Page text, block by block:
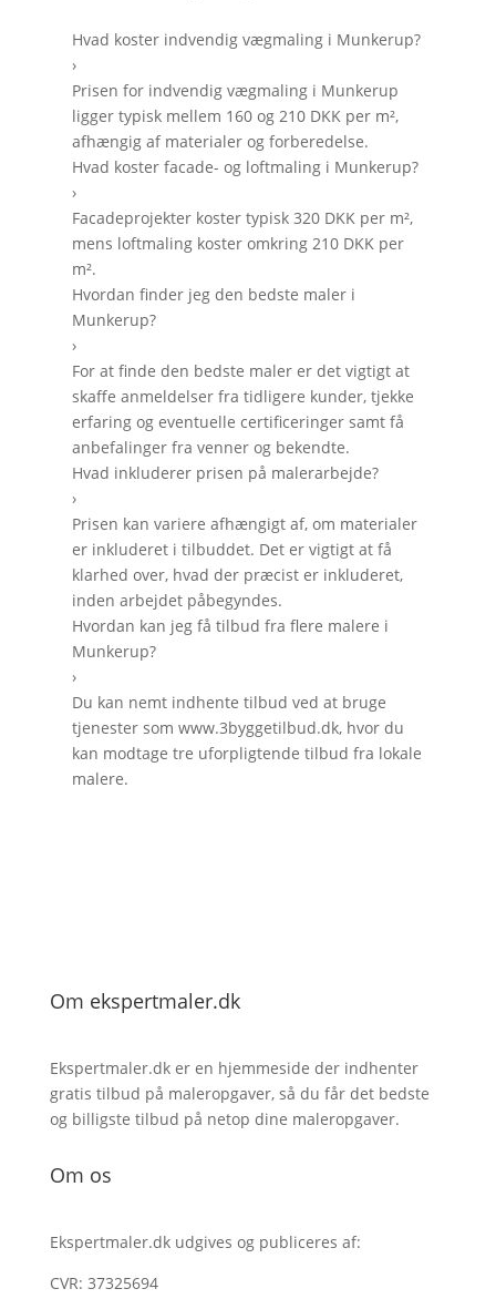
Hvad koster indvendig vægmaling i Munkerup?
›
Prisen for indvendig vægmaling i Munkerup
ligger typisk mellem 160 og 210 DKK per m²,
afhængig af materialer og forberedelse.
Hvad koster facade- og loftmaling i Munkerup?
›
Facadeprojekter koster typisk 320 DKK per m²,
mens loftmaling koster omkring 210 DKK per
m².
Hvordan finder jeg den bedste maler i
Munkerup?
›
For at finde den bedste maler er det vigtigt at
skaffe anmeldelser fra tidligere kunder, tjekke
erfaring og eventuelle certificeringer samt få
anbefalinger fra venner og bekendte.
Hvad inkluderer prisen på malerarbejde?
›
Prisen kan variere afhængigt af, om materialer
er inkluderet i tilbuddet. Det er vigtigt at få
klarhed over, hvad der præcist er inkluderet,
inden arbejdet påbegyndes.
Hvordan kan jeg få tilbud fra flere malere i
Munkerup?
›
Du kan nemt indhente tilbud ved at bruge
tjenester som www.3byggetilbud.dk, hvor du
kan modtage tre uforpligtende tilbud fra lokale
malere.
Om ekspertmaler.dk
Ekspertmaler.dk er en hjemmeside der indhenter
gratis tilbud på maleropgaver, så du får det bedste
og billigste tilbud på netop dine maleropgaver.
Om os
Ekspertmaler.dk udgives og publiceres af:
CVR: 37325694